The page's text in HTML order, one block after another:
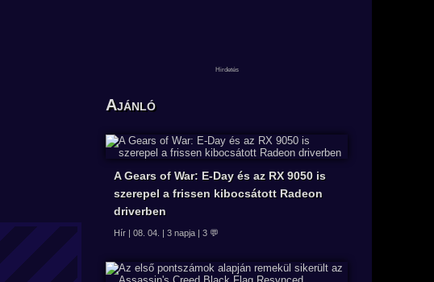
Ajánló
A Gears of War: E-Day és az RX 9050 is
szerepel a frissen kibocsátott Radeon
driverben
Hír | 08. 04. | 3 napja | 3 💬